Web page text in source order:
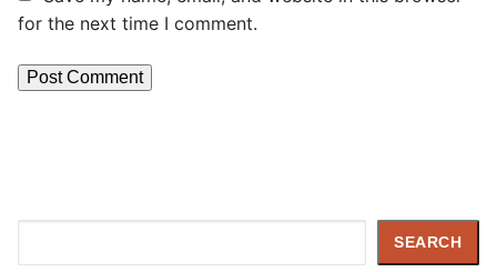
for the next time I comment.
SEARCH